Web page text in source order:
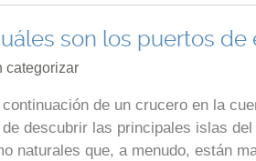
son los puertos
categorizar
de un crucero en la
descubrir las principales islas
naturales que, a menudo, están